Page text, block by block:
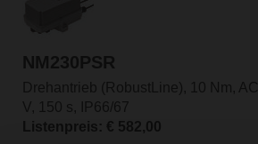
NM230PSR
Drehantrieb (RobustLine), 10 Nm,
V, 150 s, IP66/67
Listenpreis: € 582,00